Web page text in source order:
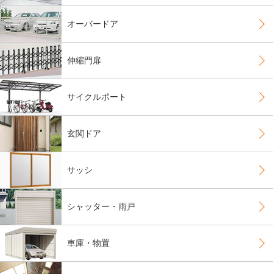
オーバードア
伸縮門扉
サイクルポート
玄関ドア
サッシ
シャッター・雨戸
車庫・物置